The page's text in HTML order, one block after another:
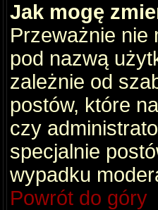
Jak mogę
Przeważnie nie
pod nazwą
zależnie od
postów, które
czy
specjalnie
wypadku
Powrót do góry